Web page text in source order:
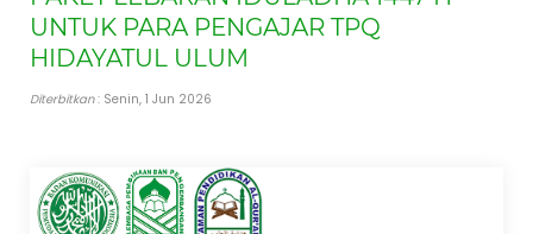
UNTUK PARA PENGAJAR TPQ
HIDAYATUL ULUM
Diterbitkan: Senin, 1 Jun 2026